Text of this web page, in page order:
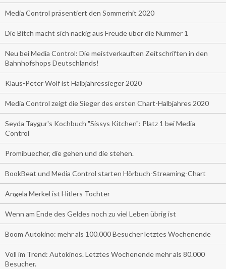
Media Control präsentiert den Sommerhit 2020
Die Bitch macht sich nackig aus Freude über die Nummer 1
Neu bei Media Control: Die meistverkauften Zeitschriften in den
Bahnhofshops Deutschlands!
Klaus-Peter Wolf ist Halbjahressieger 2020
Media Control zeigt die Sieger des ersten Chart-Halbjahres 2020
Seyda Taygur's Kochbuch "Sissys Kitchen": Platz 1 bei Media
Control
Promibuecher, die gehen und die stehen.
BookBeat und Media Control starten Hörbuch-Streaming-Chart
Angela Merkel ist Hitlers Tochter
Wenn am Ende des Geldes noch zu viel Leben übrig ist
Boom Autokino: mehr als 100.000 Besucher letztes Wochenende
Voll im Trend: Autokinos. Letztes Wochenende mehr als 80.000
Besucher.